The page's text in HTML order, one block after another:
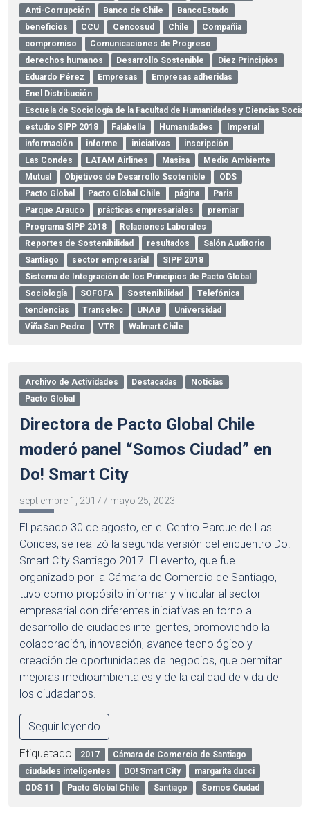
Anti-Corrupción
Banco de Chile
BancoEstado
beneficios
CCU Cencosud Chile
Compañia
compromiso
Comunicaciones de Progreso
derechos humanos
Desarrollo Sostenible
Diez Principios
Eduardo Pérez
Empresas
Empresas adheridas
Enel Distribución
Escuela de Sociología de la Facultad de Humanidades y Ciencias
estudio SIPP 2018
Falabella Humanidades
Imperial
información
informe iniciativas
inscripción
Las Condes
LATAM Airlines Masisa
Medio Ambiente
Mutual
Objetivos de Desarrollo Ssotenible
ODS
Pacto Global
Pacto Global Chile página
Paris
Parque Arauco
prácticas empresariales
premiar
Programa SIPP 2018
Relaciones Laborales
Reportes de Sostenibilidad
resultados
Salón Auditorio
Santiago
sector empresarial
SIPP 2018
Sistema de Integración de los Principios de Pacto Global
Sociología
SOFOFA Sostenibilidad
Telefónica
tendencias
Transelec UNAB
Universidad
Viña San Pedro
VTR Walmart Chile
Archivo de Actividades Destacadas
Noticias
Pacto Global
Directora de Pacto Global Chile
moderó panel “Somos Ciudad” en
Do! Smart City
septiembre 1, 2017 / mayo 25, 2023
El pasado 30 de agosto, en el Centro Parque de Las
Condes, se realizó la segunda versión del encuentro Do!
Smart City Santiago 2017. El evento, que fue
organizado por la Cámara de Comercio de Santiago,
tuvo como propósito informar y vincular al sector
empresarial con diferentes iniciativas en torno al
desarrollo de ciudades inteligentes, promoviendo la
colaboración, innovación, avance tecnológico y
creación de oportunidades de negocios, que permitan
mejoras medioambientales y de la calidad de vida de
los ciudadanos.
Seguir leyendo
Etiquetado 2017
Cámara de Comercio de Santiago
ciudades inteligentes
DO! Smart City
margarita ducci
ODS 11
Pacto Global Chile Santiago Somos Ciudad